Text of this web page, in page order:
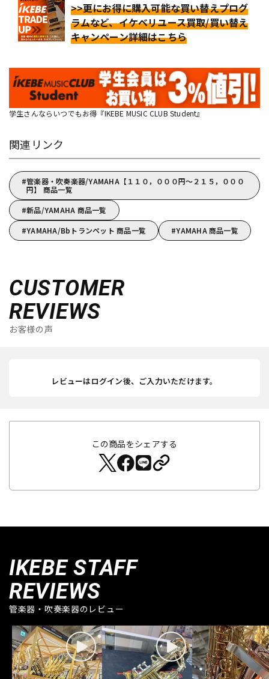
>>更にお得に購入可能な買い替えプログ
ラムなど、イケベリユース買取/買い替え
キャンペーン詳細はこちら
学生さんならいつでもお得『IKEBE MUSIC CLUB Student』
関連リンク
管楽器・吹奏楽器/YAMAHA【１１０，０００円～２１５，０００
円】 商品一覧
新品/YAMAHA 商品一覧
YAMAHA/Bbトランペット 商品一覧
YAMAHA 商品一覧
CUSTOMER
REVIEWS
お客様の声
レビューはログイン後、ご入力いただけます。
この商品をシェアする
IKEBE STAFF
REVIEWS
管楽器・吹奏楽器のレビュー